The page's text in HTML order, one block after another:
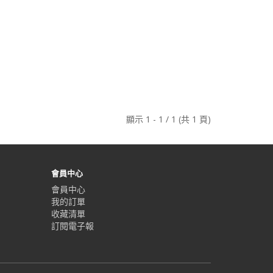
顯示 1 - 1 / 1 (共 1 頁)
會員中心
會員中心
我的訂單
收藏清單
訂閱電子報